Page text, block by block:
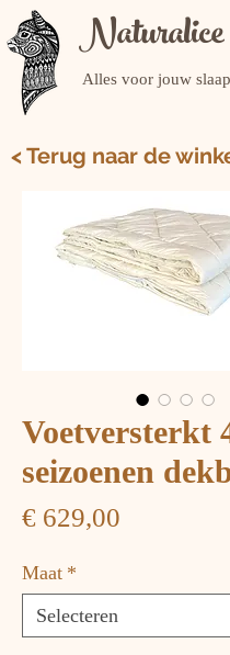
Naturalice
Alles voor jouw slaap
Voetversterkt
seizoenen
€ 629,00
Maat *
< Terug naar de